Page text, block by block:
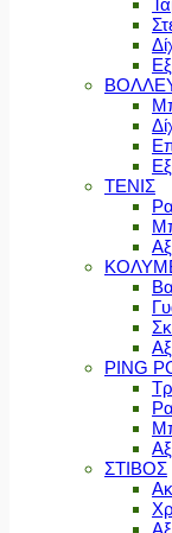
ΤΕΝΙΣ
PING
ΣΤΙΒΟΣ